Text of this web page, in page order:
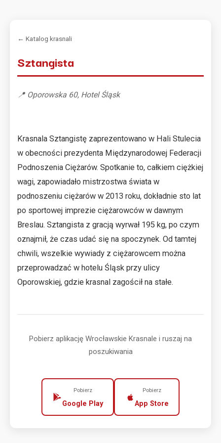
← Katalog krasnali
Sztangista
📍 Oporowska 60, Hotel Śląsk
Krasnala Sztangistę zaprezentowano w Hali Stulecia
w obecności prezydenta Międzynarodowej Federacji
Podnoszenia Ciężarów. Spotkanie to, całkiem ciężkiej
wagi, zapowiadało mistrzostwa świata w
podnoszeniu ciężarów w 2013 roku, dokładnie sto lat
po sportowej imprezie ciężarowców w dawnym
Breslau. Sztangista z gracją wyrwał 195 kg, po czym
oznajmił, że czas udać się na spoczynek. Od tamtej
chwili, wszelkie wywiady z ciężarowcem można
przeprowadzać w hotelu Śląsk przy ulicy
Oporowskiej, gdzie krasnal zagościł na stałe.
Pobierz aplikację Wrocławskie Krasnale i ruszaj na
poszukiwania
Pobierz
Google Play
Pobierz
App Store